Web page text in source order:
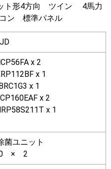
ト形4方向 ツイン 4馬力
ン 標準パネル
x 2
x 1
x 1
x 2
x 1
菌ユニット
× 2